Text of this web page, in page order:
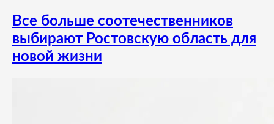
Все больше соотечественников
выбирают Ростовскую область для
новой жизни